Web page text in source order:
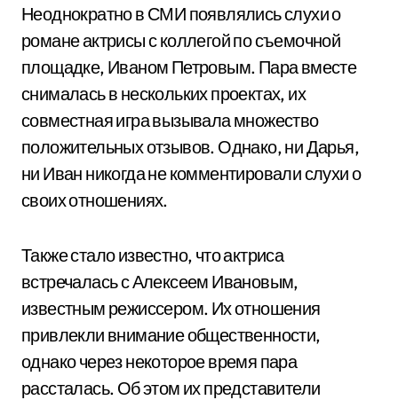
Неоднократно в СМИ появлялись слухи о
романе актрисы с коллегой по съемочной
площадке, Иваном Петровым. Пара вместе
снималась в нескольких проектах, их
совместная игра вызывала множество
положительных отзывов. Однако, ни Дарья,
ни Иван никогда не комментировали слухи о
своих отношениях.
Также стало известно, что актриса
встречалась с Алексеем Ивановым,
известным режиссером. Их отношения
привлекли внимание общественности,
однако через некоторое время пара
рассталась. Об этом их представители